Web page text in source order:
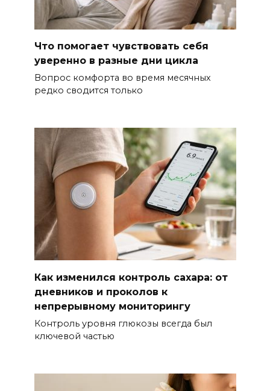
Что помогает чувствовать себя
уверенно в разные дни цикла
Вопрос комфорта во время месячных
редко сводится только
Как изменился контроль сахара: от
дневников и проколов к
непрерывному мониторингу
Контроль уровня глюкозы всегда был
ключевой частью